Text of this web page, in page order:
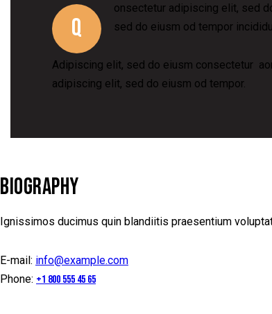
Q
onsectetur adipiscing elit, sed
sed do eiusm od tempor
Adipiscing elit, sed do eiusm consectetur
adipiscing elit, sed do eiusm od tempor.
BIOGRAPHY
Ignissimos ducimus quin blandiitis praesentium
E-mail: info@example.com
Phone: +1 800 555 45 65